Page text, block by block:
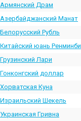
Армянский Драм
Азербайджанский Манат
Белорусский Рубль
Китайский юань Ренминби
Грузинский Лари
Гонконгский доллаp
Хорватская Куна
Израильский Шекель
Украинская Гривна